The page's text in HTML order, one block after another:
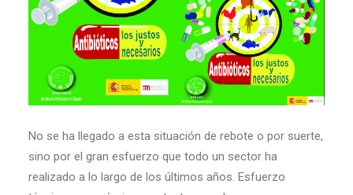
No se ha llegado a esta situación de rebote o por suerte,
sino por el gran esfuerzo que todo un sector ha
realizado a lo largo de los últimos años. Esfuerzo